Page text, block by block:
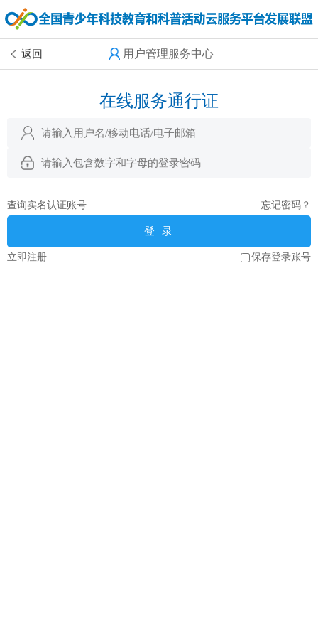
返回 用户管理服务中心
在线服务通行证
查询实名认证账号 忘记密码？
登 录
立即注册 保存登录账号